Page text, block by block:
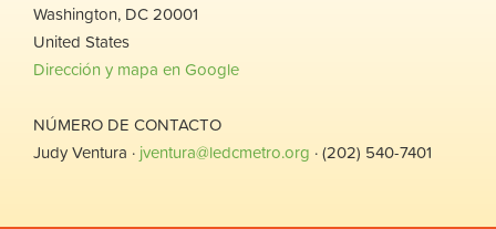
Washington, DC 20001
United States
Dirección y mapa en Google
NÚMERO DE CONTACTO
Judy Ventura · jventura@ledcmetro.org · (202) 540-7401